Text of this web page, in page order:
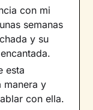
con mi
semanas
y su
esta
manera y
con ella.